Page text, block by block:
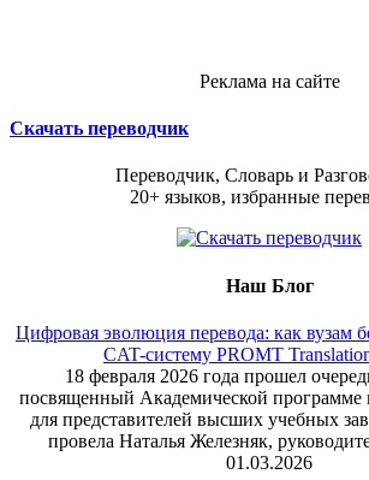
Реклама на сайте
Скачать переводчик
Переводчик, Словарь и
20+ языков, избранные
Наш Блог
Цифровая эволюция перевода: как вузам
CAT-систему PROMT
18 февраля 2026 года прошел
посвященный Академической
для представителей высших учебных
провела Наталья Железняк,
01.03.2026